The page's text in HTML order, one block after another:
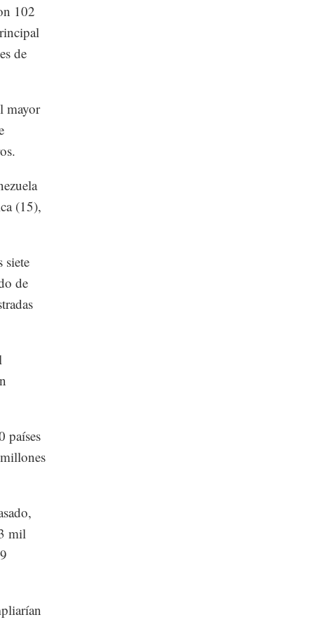
102
de
mayor
(15),
siete
de
países
mil